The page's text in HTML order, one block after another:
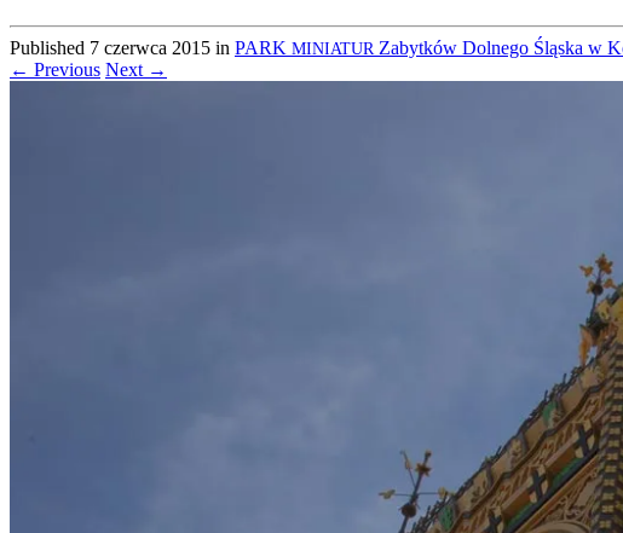
Published 7 czerwca 2015 in PARK MINIATUR Zabytków Dolnego Śląska w
← Previous Next →